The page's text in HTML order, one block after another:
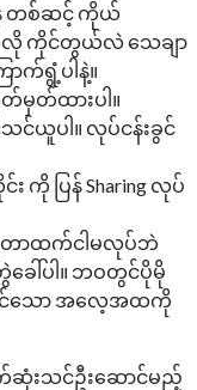
တစ်ဆင့် ကိုယ်
ကိုင်တွယ်လဲ သေချာ
ာက်ရွံ့ပါနဲ့။
မှတ်ထားပါ။
ယူပါ။ လုပ်ငန်းခွင်
ပြန် Sharing လုပ်
တာထက်ငါမလုပ်ဘဲ
ခေါ်ပါ။ ဘဝတွင်ပိုမို
နိုင်သော အလေ့အထကို
ဆုံးသင်ဦးဆောင်မည့်